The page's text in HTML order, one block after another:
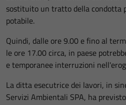
sostituito un tratto della condotta
potabile.
Quindi, dalle ore 9.00 e fino al
le ore 17.00 circa, in paese
e temporanee interruzioni
La ditta esecutrice dei lavori, in
Servizi Ambientali SPA, ha